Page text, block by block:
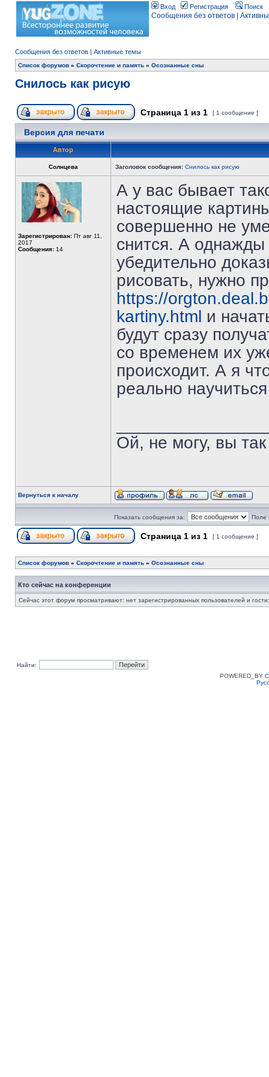
Вход Регистрация Поиск
Сообщения без ответов
Сообщения без ответов | Активные темы
Список форумов » Скорочтение и память » Осознанные сны
Снилось как рисую
Страница 1 из 1 [ 1 сообщение ]
Версия для печати
Автор
Солнцева Заголовок сообщения: Снилось как рисую
Зарегистрирован: Пт авг 11,
2017
Сообщения: 14
А у вас бывает
настоящие
совершенно не
снится. А
убедительно
рисовать, нужно
https://
kartiny.html и
будут сразу
со временем их
происходит. А я
реально
Ой, не могу, вы
Вернуться к началу
Показать сообщения за: Поле
Страница 1 из 1 [ 1 сообщение ]
Список форумов » Скорочтение и память » Осознанные сны
Кто сейчас на конференции
Сейчас этот форум просматривают: нет зарегистрированных пользователей и
Найти:
POWERED_BY